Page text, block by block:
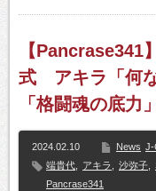
【Pancrase341
式 アキラ「何
「格闘魂の底力」
2024.02.10 News J-
端貴代
アキラ 沙弥子
Pancrase341